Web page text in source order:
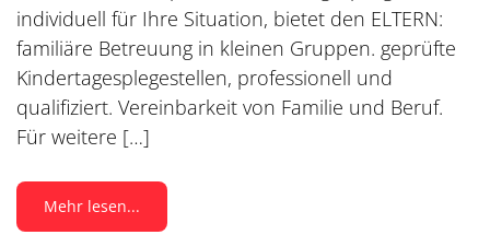
individuell für Ihre Situation, bietet den ELTERN:
familiäre Betreuung in kleinen Gruppen. geprüfte
Kindertagesplegestellen, professionell und
qualifiziert. Vereinbarkeit von Familie und Beruf.
Für weitere […]
Mehr lesen...